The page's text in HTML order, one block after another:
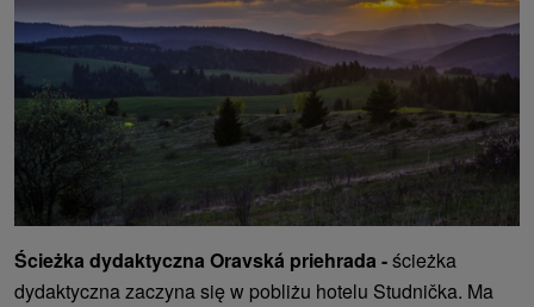
Ścieżka dydaktyczna Oravská priehrada -ścieżka
dydaktyczna zaczyna się w pobliżu hotelu Studnička. Ma